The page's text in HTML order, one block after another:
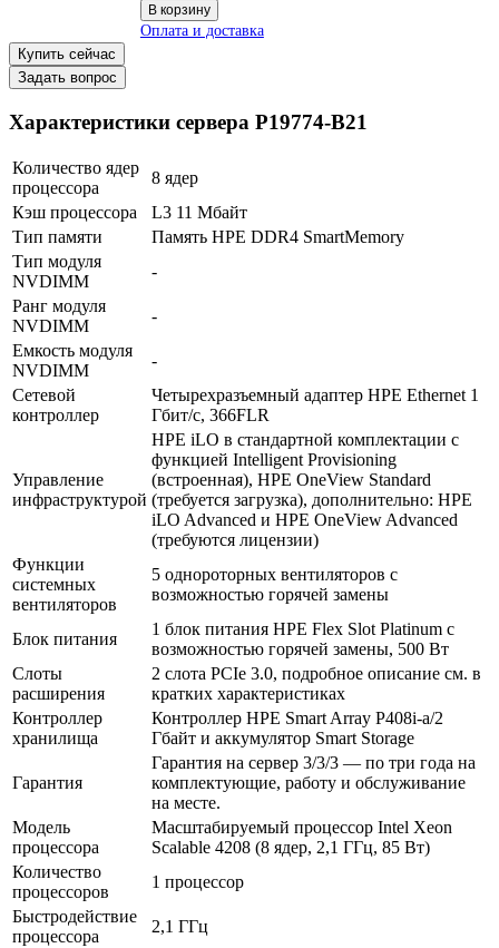
Купить сейчас
Задать вопрос
Характеристики сервера P19774-B21
Количество ядер
процессора
8 ядер
Кэш процессора
L3 11 Мбайт
Тип памяти
Память HPE DDR4 SmartMemory
Тип модуля
NVDIMM
-
Ранг модуля
NVDIMM
-
Емкость модуля
NVDIMM
-
Сетевой
контроллер
Четырехразъемный адаптер HPE Ethernet 1
Гбит/с, 366FLR
Управление
инфраструктурой
HPE iLO в стандартной комплектации с
функцией Intelligent Provisioning
(встроенная), HPE OneView Standard
(требуется загрузка), дополнительно: HPE
iLO Advanced и HPE OneView Advanced
(требуются лицензии)
Функции
системных
вентиляторов
5 однороторных вентиляторов с
возможностью горячей замены
Блок питания
1 блок питания HPE Flex Slot Platinum с
возможностью горячей замены, 500 Вт
Слоты
расширения
2 слота PCIe 3.0, подробное описание см. в
кратких характеристиках
Контроллер
хранилища
Контроллер HPE Smart Array P408i-a/2
Гбайт и аккумулятор Smart Storage
Гарантия
Гарантия на сервер 3/3/3 — по три года на
комплектующие, работу и обслуживание
на месте.
Модель
процессора
Масштабируемый процессор Intel Xeon
Scalable 4208 (8 ядер, 2,1 ГГц, 85 Вт)
Количество
процессоров
1 процессор
Быстродействие
процессора
2,1 ГГц